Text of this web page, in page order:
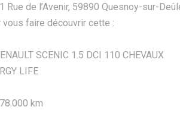
Rue de l’Avenir, 59890 Quesnoy-sur-
vous faire découvrir cette :
SCENIC 1.5 DCI 110 CHEVAUX
LIFE
km